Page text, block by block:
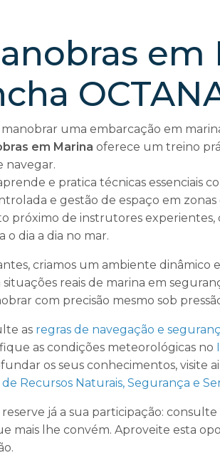
em
uma embarcação em
em Marina oferece um treino
navegar.
e pratica técnicas essenciais
e gestão de espaço em zonas
próximo de instrutores experientes,
o dia a dia no mar.
criamos um ambiente dinâmico
reais de marina em
com precisão mesmo sob
as regras de navegação e
as condições meteorológicas no
os seus conhecimentos, visite
Recursos Naturais, Segurança e
reserve já a sua participação: consulte
mais lhe convém. Aproveite esta